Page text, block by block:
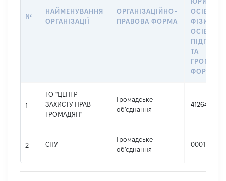
№
НАЙМЕНУВАННЯ
ОРГАНІЗАЦІЇ
ОРГАНІЗАЦІЙНО-
ПРАВОВА ФОРМА
ОСІБ,
ОСІБ –
ТА
1
ГО "ЦЕНТР
ЗАХИСТУ ПРАВ
ГРОМАДЯН"
Громадське
об’єднання
41264876
2 СПУ
Громадське
об’єднання
00011305